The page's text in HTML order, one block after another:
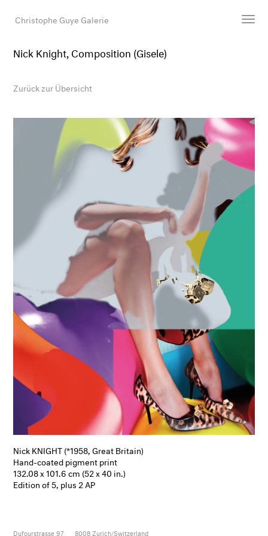
Christophe Guye Galerie
Newsroom
Shop
Galerie
Suche
E-Mail
Nick Knight, Composition (Gisele)
Zurück zur Übersicht
Nick KNIGHT (*1958, Great Britain)
Hand-coated pigment print
132.08 x 101.6 cm (52 x 40 in.)
Edition of 5, plus 2 AP
Dufourstrasse 97 8008 Zurich/Switzerland